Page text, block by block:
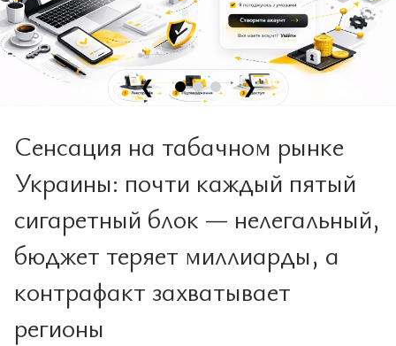
❮ ❯
Сенсация на табачном рынке
Украины: почти каждый пятый
сигаретный блок — нелегальный,
бюджет теряет миллиарды, а
контрафакт захватывает
регионы